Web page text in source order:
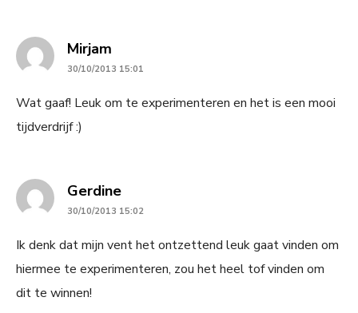
Mirjam
30/10/2013 15:01
Wat gaaf! Leuk om te experimenteren en het is een mooi
tijdverdrijf :)
Gerdinesays:
30/10/2013 15:02
Ik denk dat mijn vent het ontzettend leuk gaat vinden om
hiermee te experimenteren, zou het heel tof vinden om
dit te winnen!